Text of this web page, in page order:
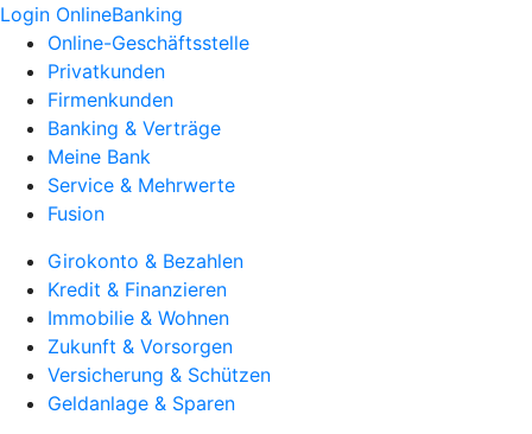
Login OnlineBanking
Online-Geschäftsstelle
Privatkunden
Firmenkunden
Banking & Verträge
Meine Bank
Service & Mehrwerte
Fusion
Girokonto & Bezahlen
Kredit & Finanzieren
Immobilie & Wohnen
Zukunft & Vorsorgen
Versicherung & Schützen
Geldanlage & Sparen